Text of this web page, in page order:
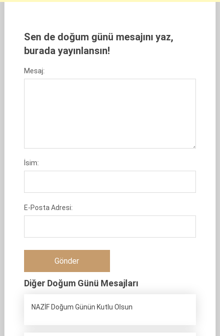
Sen de doğum günü mesajını yaz,
burada yayınlansın!
Mesaj:
İsim:
E-Posta Adresi:
Diğer Doğum Günü Mesajları
NAZİF Doğum Günün Kutlu Olsun